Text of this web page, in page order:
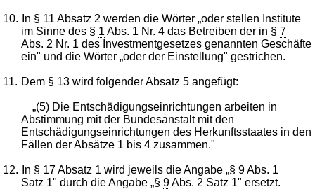
10. In § 11 Absatz 2 werden die Wörter „oder stellen Institute
im Sinne des § 1 Abs. 1 Nr. 4 das Betreiben der in §7
Abs. 2 Nr. 1 des Investmentgesetzes genannten Geschäfte
ein" und die Wörter „oder der Einstellung" gestrichen.
11. Dem § 13 wird folgender Absatz 5 angefügt:
„(5) Die Entschädigungseinrichtungen arbeiten in
Abstimmung mit der Bundesanstalt mit den
Entschädigungseinrichtungen des Herkunftsstaates in den
Fällen der Absätze 1 bis 4 zusammen."
12. In § 17Absatz 1 wird jeweils die Angabe „§9Abs. 1
Satz 1" durch die Angabe „§9Abs. 2 Satz 1" ersetzt.